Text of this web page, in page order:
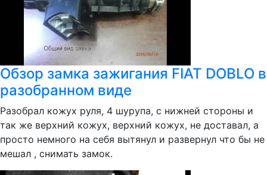
Обзор замка зажигания FIAT DOBLO в
разобранном виде
Разобрал кожух руля, 4 шурупа, с нижней стороны и
так же верхний кожух, верхний кожух, не доставал, а
просто немного на себя вытянул и развернул что бы не
мешал , снимать замок.